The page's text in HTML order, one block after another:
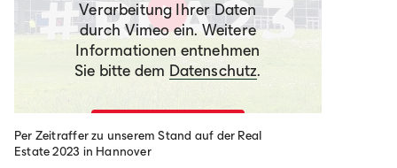
Verarbeitung Ihrer Daten
durch Vimeo ein. Weitere
Informationen entnehmen
Sie bitte dem Datenschutz.
Ja, ich willige ein.
Per Zeitraffer zu unserem Stand auf der Real
Estate 2023 in Hannover